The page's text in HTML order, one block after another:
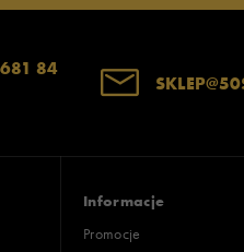
84
Informacje
Promocje